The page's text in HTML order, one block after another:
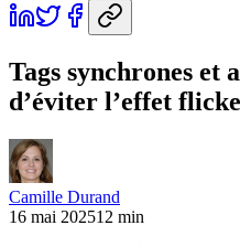
Tags synchrones et
d’éviter l’effet
Camille Durand
16 mai 202512 min